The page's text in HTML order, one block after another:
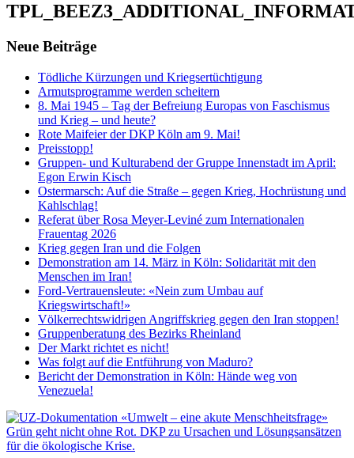
Neue Beiträge
Tödliche Kürzungen und Kriegsertüchtigung
Armutsprogramme werden scheitern
8. Mai 1945 – Tag der Befreiung Europas von Faschismus
und Krieg – und heute?
Rote Maifeier der DKP Köln am 9. Mai!
Preisstopp!
Gruppen- und Kulturabend der Gruppe Innenstadt im April:
Egon Erwin Kisch
Ostermarsch: Auf die Straße – gegen Krieg, Hochrüstung und
Kahlschlag!
Referat über Rosa Meyer-Leviné zum Internationalen
Frauentag 2026
Krieg gegen Iran und die Folgen
Demonstration am 14. März in Köln: Solidarität mit den
Menschen im Iran!
Ford-Vertrauensleute: «Nein zum Umbau auf
Kriegswirtschaft!»
Völkerrechtswidrigen Angriffskrieg gegen den Iran stoppen!
Gruppenberatung des Bezirks Rheinland
Der Markt richtet es nicht!
Was folgt auf die Entführung von Maduro?
Bericht der Demonstration in Köln: Hände weg von
Venezuela!